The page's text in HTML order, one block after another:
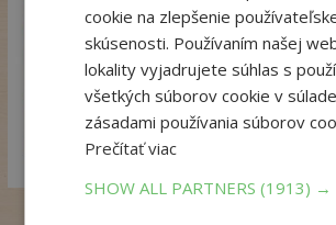
18,99 €
14
lásky
Winterová Lea
Na sklade
cookie na zlepšenie
skúsenosti. Používaním našej
lokality vyjadrujete súhlas s
všetkých súborov cookie v
zásadami používania súborov
Prečítať viac
SHOW ALL PARTNERS(1913) →